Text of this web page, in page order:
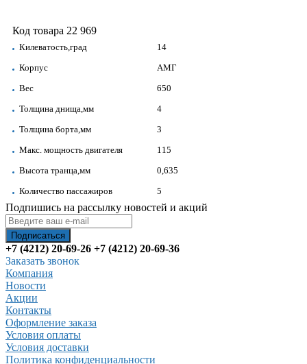
Код товара 22 969
Килеватость,град
14
Корпус
АМГ
Вес
650
Толщина днища,мм
4
Толщина борта,мм
3
Макс. мощность двигателя
115
Высота транца,мм
0,635
Количество пассажиров
5
Подпишись на рассылку новостей и акций
+7 (4212) 20-69-26 +7 (4212) 20-69-36
Заказать звонок
Компания
Новости
Акции
Контакты
Оформление заказа
Условия оплаты
Условия доставки
Политика конфиденциальности